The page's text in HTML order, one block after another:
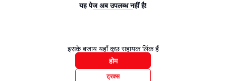
यह पेज अब उपलब्ध नहीं है!
इसके बजाय यहाँ कुछ सहायक लिंक हैं
होम
ट्रक्स